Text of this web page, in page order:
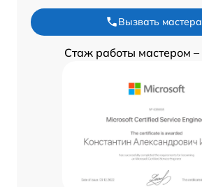
Вызвать мастера
Стаж работы мастером –